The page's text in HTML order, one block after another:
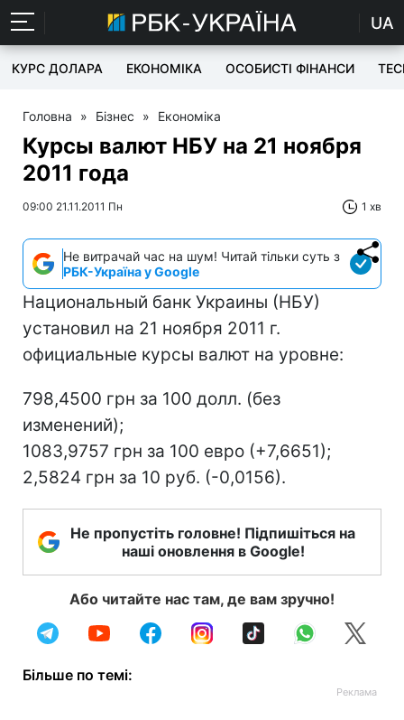
UA
КУРС ДОЛАРА ЕКОНОМІКА ОСОБИСТІ ФІНАНСИ
Головна » Бізнес » Економіка
Курсы валют НБУ на 21 ноября
2011 года
09:00 21.11.2011 Пн 1 хв
Не витрачай час на шум! Читай тільки суть з
РБК-Україна у Google
Национальный банк Украины (НБУ)
установил на 21 ноября 2011 г.
официальные курсы валют на уровне:
798,4500 грн за 100 долл. (без
изменений);
1083,9757 грн за 100 евро (+7,6651);
2,5824 грн за 10 руб. (-0,0156).
Не пропустіть головне! Підпишіться на
наші оновлення в Google!
Або читайте нас там, де вам зручно!
Більше по темі: